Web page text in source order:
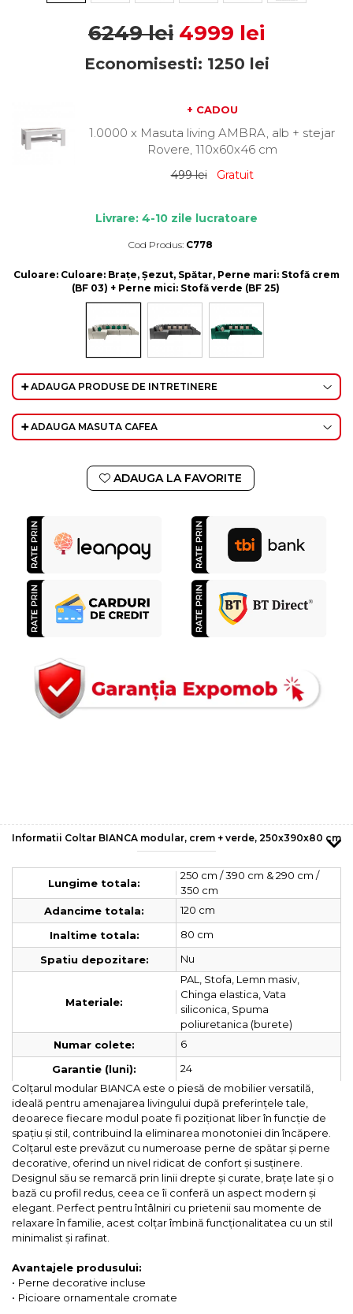
6249 lei 4999 lei
Economisesti: 1250 lei
+ CADOU
1.0000 x Masuta living AMBRA, alb + stejar
Rovere, 110x60x46 cm
499 leiGratuit
Livrare: 4-10 zile lucratoare
Cod Produs: C778
Culoare: Culoare: Brațe, Șezut, Spătar, Perne mari: Stofă crem
(BF 03) + Perne mici: Stofă verde (BF 25)
➕ ADAUGA PRODUSE DE INTRETINERE
➕ ADAUGA MASUTA CAFEA
ADAUGA LA FAVORITE
Informatii Coltar BIANCA modular, crem + verde, 250x390x80 cm
Lungime totala:
250 cm / 390 cm & 290 cm /
350 cm
Adancime totala:
120 cm
Inaltime totala:
80 cm
Spatiu depozitare:
Nu
Materiale:
PAL, Stofa, Lemn masiv,
Chinga elastica, Vata
siliconica, Spuma
poliuretanica (burete)
Numar colete:
6
Garantie (luni):
24
Colțarul modular BIANCA este o piesă de mobilier versatilă,
ideală pentru amenajarea livingului după preferințele tale,
deoarece fiecare modul poate fi poziționat liber în funcție de
spațiu și stil, contribuind la eliminarea monotoniei din încăpere.
Colțarul este prevăzut cu numeroase perne de spătar și perne
decorative, oferind un nivel ridicat de confort și susținere.
Designul său se remarcă prin linii drepte și curate, brațe late și o
bază cu profil redus, ceea ce îi conferă un aspect modern și
elegant. Perfect pentru întâlniri cu prietenii sau momente de
relaxare în familie, acest colțar îmbină funcționalitatea cu un stil
minimalist și rafinat.
Avantajele produsului:
• Perne decorative incluse
• Picioare ornamentale cromate